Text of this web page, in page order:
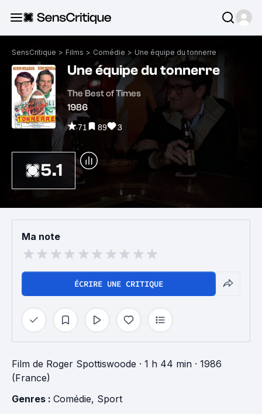
SensCritique > Films > Comédie > Une équipe du tonnerre
Une équipe du tonnerre
The Best of Times
1986
71 89 3
5.1
Ma note
ÉCRIRE UNE CRITIQUE
Film de Roger Spottiswoode · 1 h 44 min · 1986
(France)
Genres : Comédie, Sport